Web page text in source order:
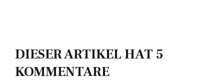
DIESER ARTIKEL HAT 5
KOMMENTARE